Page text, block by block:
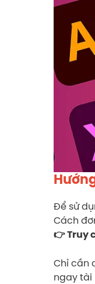
Để sử
Cách
👉 Truy
Chỉ cần
ngay tài